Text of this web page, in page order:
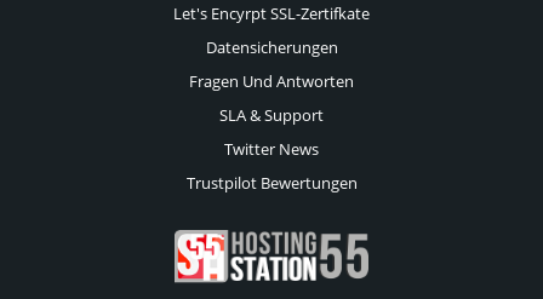
Let's Encyrpt SSL-Zertifkate
Datensicherungen
Fragen Und Antworten
SLA & Support
Twitter News
Trustpilot Bewertungen